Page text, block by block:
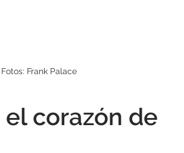
Fotos: Frank Palace
corazón de